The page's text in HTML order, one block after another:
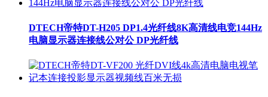
DTECH帝特DT-H205 DP1.4光纤线8K高清线电竞144Hz
电脑显示器连接线公对公 DP光纤线